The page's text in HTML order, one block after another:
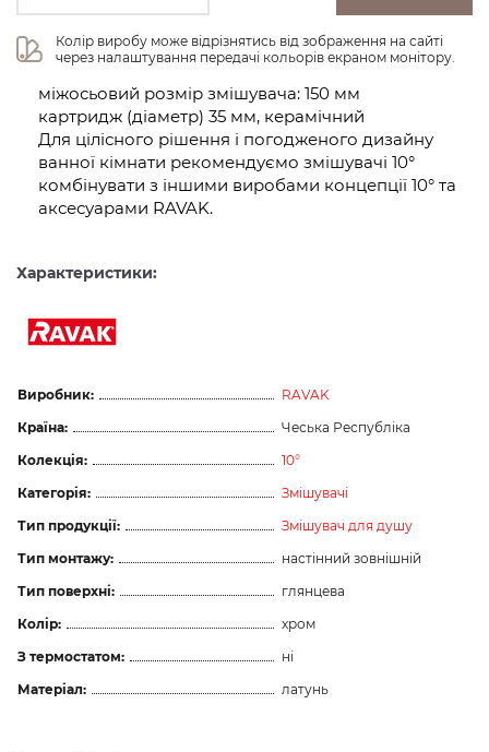
Колір виробу може відрізнятись від зображення на сайті
через налаштування передачі кольорів екраном монітору.
міжосьовий розмір змішувача: 150 мм
картридж (діаметр) 35 мм, керамічний
Для цілісного рішення і погодженого дизайну
ванної кімнати рекомендуємо змішувачі 10°
комбінувати з іншими виробами концепції 10° та
аксесуарами RAVAK.
Характеристики:
Виробник:
RAVAK
Країна:
Чеська Республіка
Колекція:
10°
Категорія:
Змішувачі
Тип продукції:
Змішувач для душу
Тип монтажу:
настінний зовнішній
Тип поверхні:
глянцева
Колір:
хром
З термостатом:
ні
Матеріал:
латунь